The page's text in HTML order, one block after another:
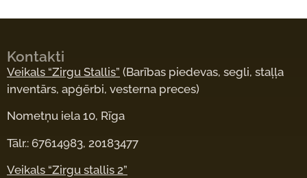
Kontakti
Veikals “Zirgu Stallis” (Barības piedevas, segli, staļļa
inventārs, apģērbi, vesterna preces)
Nometņu iela 10, Rīga
Tālr.: 67614983, 20183477
Veikals “Zirgu stallis 2”